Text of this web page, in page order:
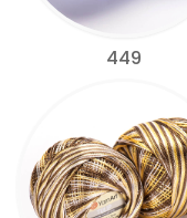
449